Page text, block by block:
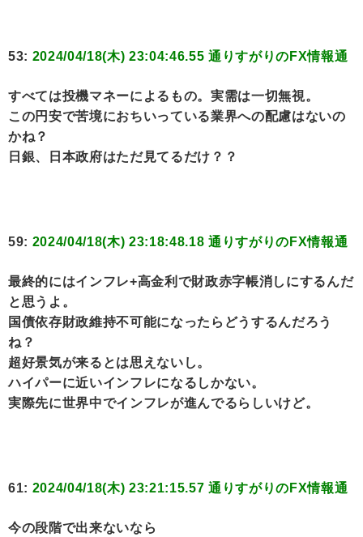
53: 2024/04/18(木) 23:04:46.55 通りすがりのFX情報通
すべては投機マネーによるもの。実需は一切無視。
この円安で苦境におちいっている業界への配慮はないの
かね？
日銀、日本政府はただ見てるだけ？？
59: 2024/04/18(木) 23:18:48.18 通りすがりのFX情報通
最終的にはインフレ+高金利で財政赤字帳消しにするんだ
と思うよ。
国債依存財政維持不可能になったらどうするんだろう
ね？
超好景気が来るとは思えないし。
ハイパーに近いインフレになるしかない。
実際先に世界中でインフレが進んでるらしいけど。
61: 2024/04/18(木) 23:21:15.57 通りすがりのFX情報通
今の段階で出来ないなら